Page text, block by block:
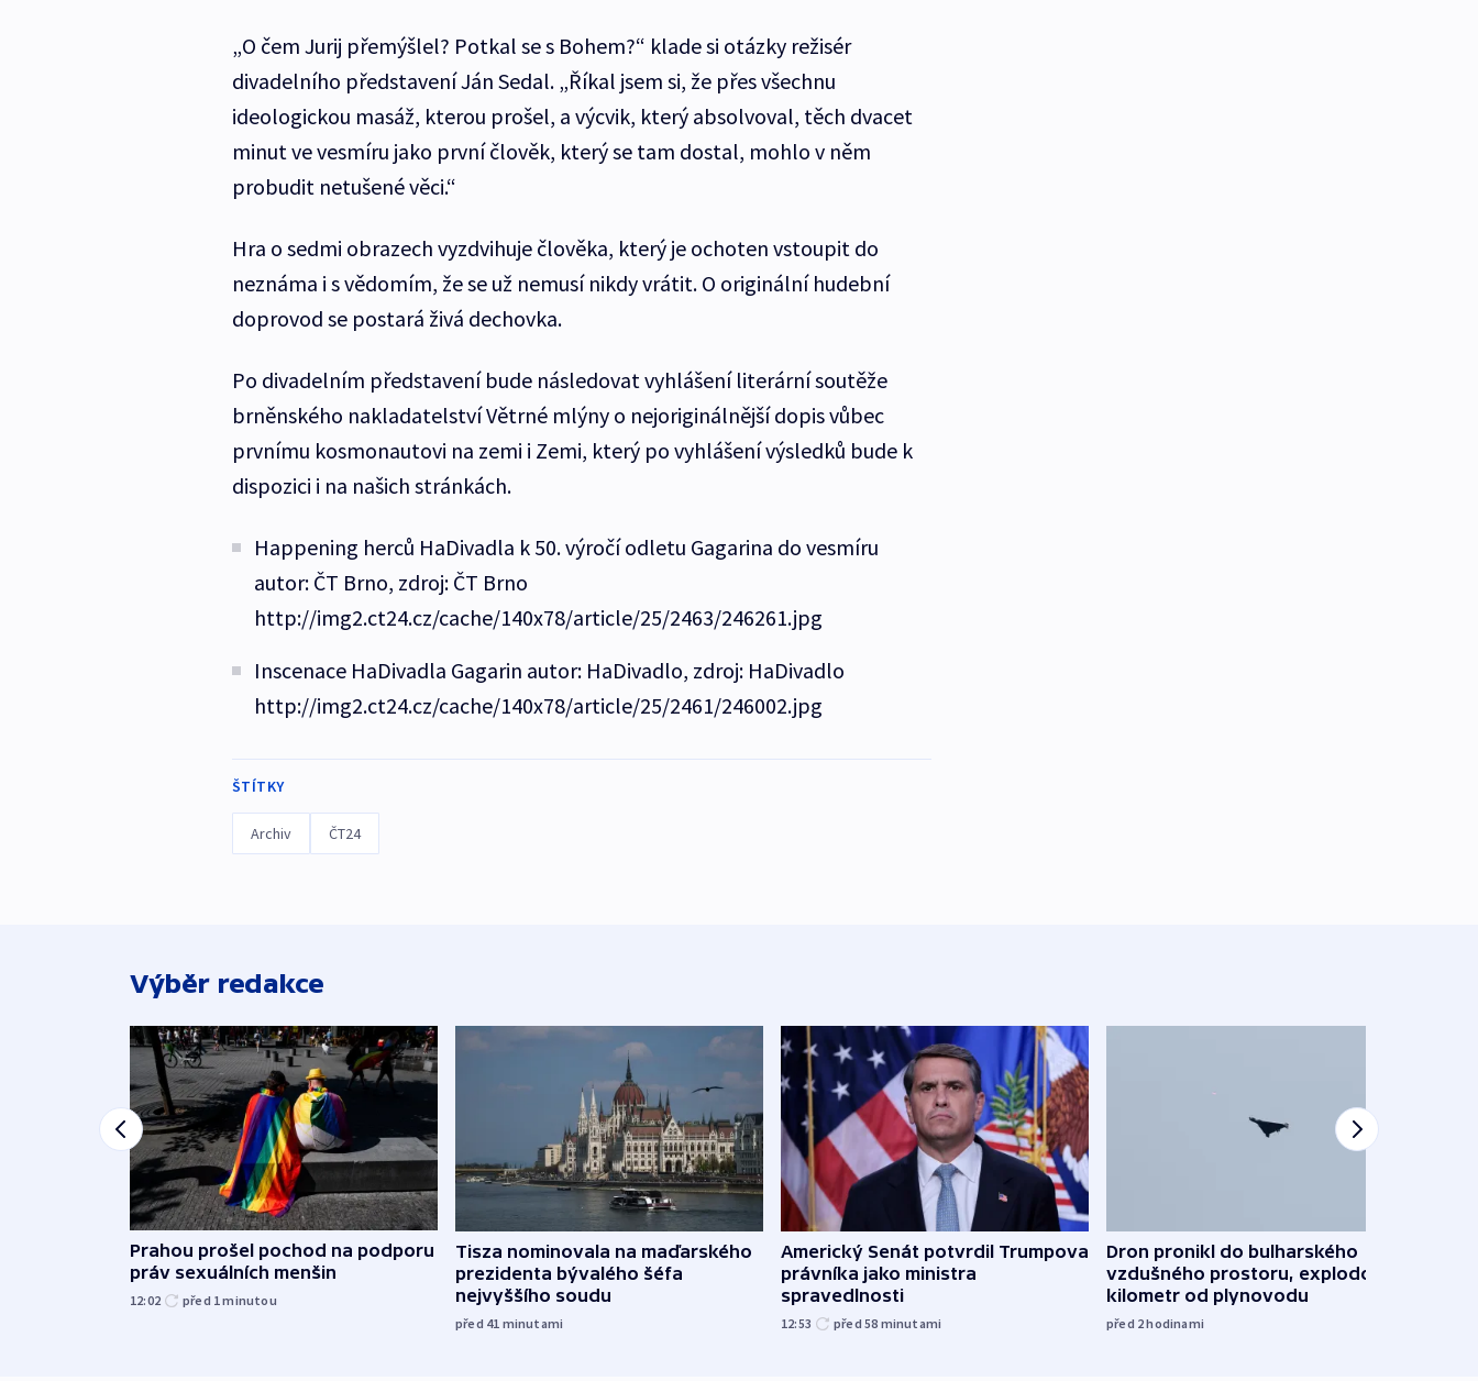
„O čem Jurij přemýšlel? Potkal se s Bohem?“ klade si otázky režisér
divadelního představení Ján Sedal. „Říkal jsem si, že přes všechnu
ideologickou masáž, kterou prošel, a výcvik, který absolvoval, těch dvacet
minut ve vesmíru jako první člověk, který se tam dostal, mohlo v něm
probudit netušené věci.“
Hra o sedmi obrazech vyzdvihuje člověka, který je ochoten vstoupit do
neznáma i s vědomím, že se už nemusí nikdy vrátit. O originální hudební
doprovod se postará živá dechovka.
Po divadelním představení bude následovat vyhlášení literární soutěže
brněnského nakladatelství Větrné mlýny o nejoriginálnější dopis vůbec
prvnímu kosmonautovi na zemi i Zemi, který po vyhlášení výsledků bude k
dispozici i na našich stránkách.
Happening herců HaDivadla k 50. výročí odletu Gagarina do vesmíru
autor: ČT Brno, zdroj: ČT Brno
http://img2.ct24.cz/cache/140x78/article/25/2463/246261.jpg
Inscenace HaDivadla Gagarin autor: HaDivadlo, zdroj: HaDivadlo
http://img2.ct24.cz/cache/140x78/article/25/2461/246002.jpg
ŠTÍTKY
Archiv ČT24
Výběr redakce
Prahou prošel pochod na podporu
práv sexuálních menšin
12:02 před 1minutou
Tisza nominovala na maďarského
prezidenta bývalého šéfa
nejvyššího soudu
před 41 minutami
Americký Senát potvrdil Trumpova
právníka jako ministra
spravedlnosti
12:53 před 58 minutami
Dron pronikl do bulharského
vzdušného prostoru, explodoval
kilometr od plynovodu
před 2hodinami